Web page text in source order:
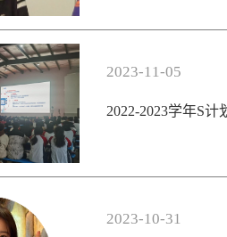
2023-11-05
2022-2023学年S
2023-10-31